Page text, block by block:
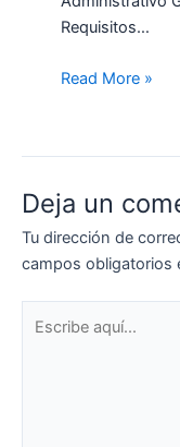
Requisitos…
Read More »
Deja un
Tu dirección de
campos obligatorios
aquí...